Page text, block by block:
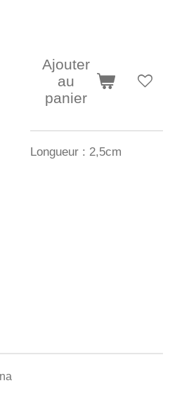
Ajouter
au
panier
Longueur : 2,5cm